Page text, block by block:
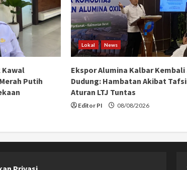
Putih
Lokal News
Ekspor Alumina Kalbar
Dudung: Hambatan Akibat
Aturan LTJ Tuntas
Editor PI 08/08/2026